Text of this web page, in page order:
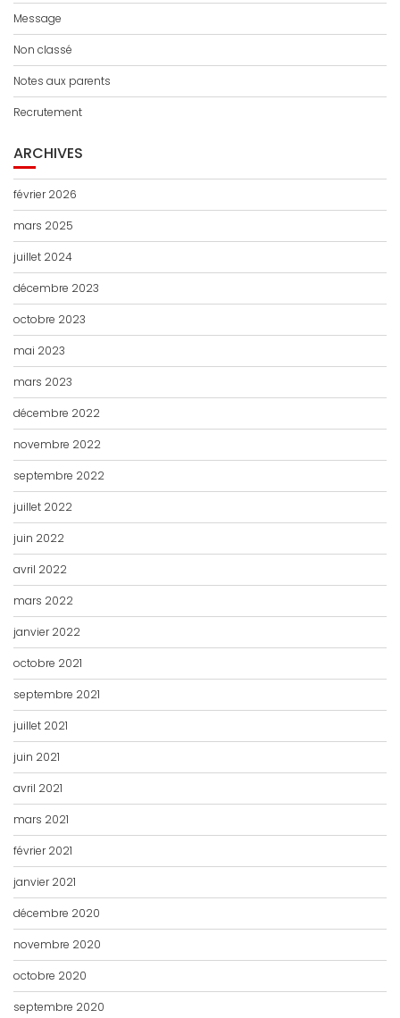
Message
Non classé
Notes aux parents
Recrutement
ARCHIVES
février 2026
mars 2025
juillet 2024
décembre 2023
octobre 2023
mai 2023
mars 2023
décembre 2022
novembre 2022
septembre 2022
juillet 2022
juin 2022
avril 2022
mars 2022
janvier 2022
octobre 2021
septembre 2021
juillet 2021
juin 2021
avril 2021
mars 2021
février 2021
janvier 2021
décembre 2020
novembre 2020
octobre 2020
septembre 2020